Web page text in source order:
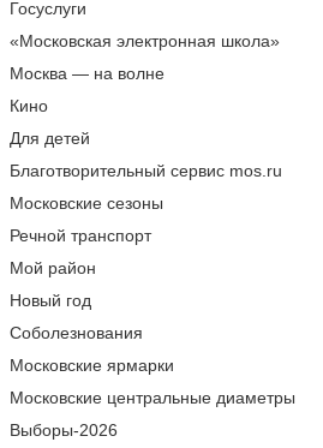
Госуслуги
«Московская электронная школа»
Москва — на волне
Кино
Для детей
Благотворительный сервис mos.ru
Московские сезоны
Речной транспорт
Мой район
Новый год
Соболезнования
Московские ярмарки
Московские центральные диаметры
Выборы-2026